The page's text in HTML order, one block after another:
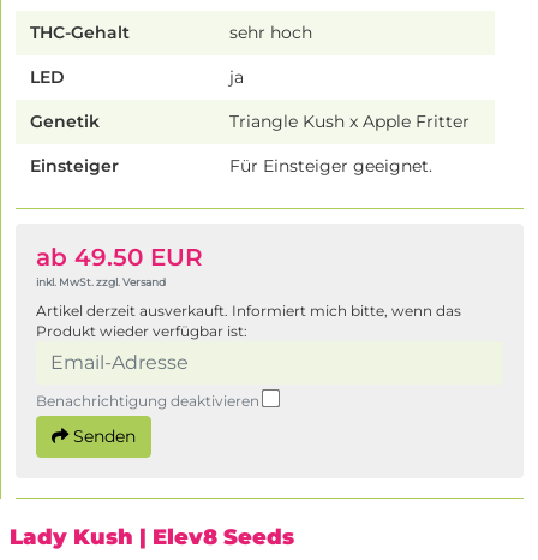
THC-Gehalt sehr hoch
LED ja
Genetik Triangle Kush x Apple Fritter
Einsteiger Für Einsteiger geeignet.
ab 49.50 EUR
inkl. MwSt. zzgl. Versand
Artikel derzeit ausverkauft. Informiert mich bitte, wenn das
Produkt wieder verfügbar ist:
Benachrichtigung deaktivieren
Senden
Lady Kush | Elev8 Seeds